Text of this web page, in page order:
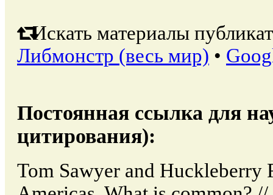
Искать материалы
Либмонстр (весь мир) •
Постоянная ссылка для
цитирования):
Tom Sawyer and